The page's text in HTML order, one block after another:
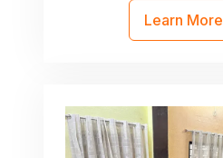
Learn More